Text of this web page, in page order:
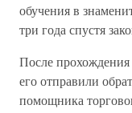
обучения в
три года спустя
После
его отправили
помощника